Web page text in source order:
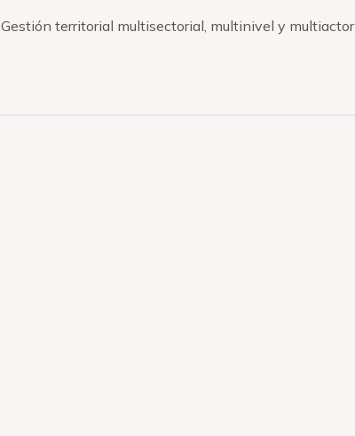
Gestión territorial multisectorial, multinivel y multiactor